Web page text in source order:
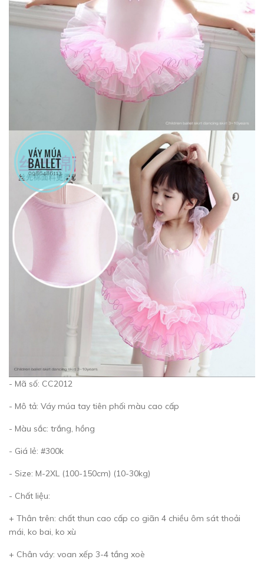
- Mã số: CC2012
- Mô tả: Váy múa tay tiên phối màu cao cấp
- Màu sắc: trắng, hồng
- Giá lẻ: #300k
- Size: M-2XL (100-150cm) (10-30kg)
- Chất liệu:
+ Thân trên: chất thun cao cấp co giãn 4 chiều ôm sát thoải
mái, ko bai, ko xù
+ Chân váy: voan xếp 3-4 tầng xoè